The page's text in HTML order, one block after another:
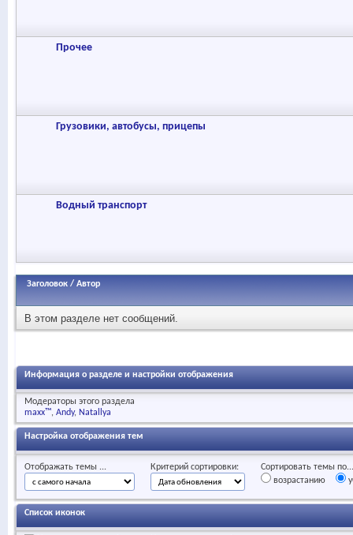
Прочее
Грузовики, автобусы, прицепы
Водный транспорт
Заголовок / Автор
В этом разделе нет сообщений.
Информация о разделе и настройки отображения
Модераторы этого раздела
maxx™ Andy Natallya
Настройка отображения тем
Отображать темы ... Критерий сортировки:
Сортировать темы по...
возрастанию
Список иконок